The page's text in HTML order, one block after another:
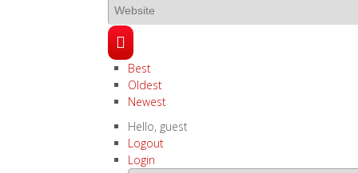
Best
Oldest
Newest
Hello, guest
Logout
Login